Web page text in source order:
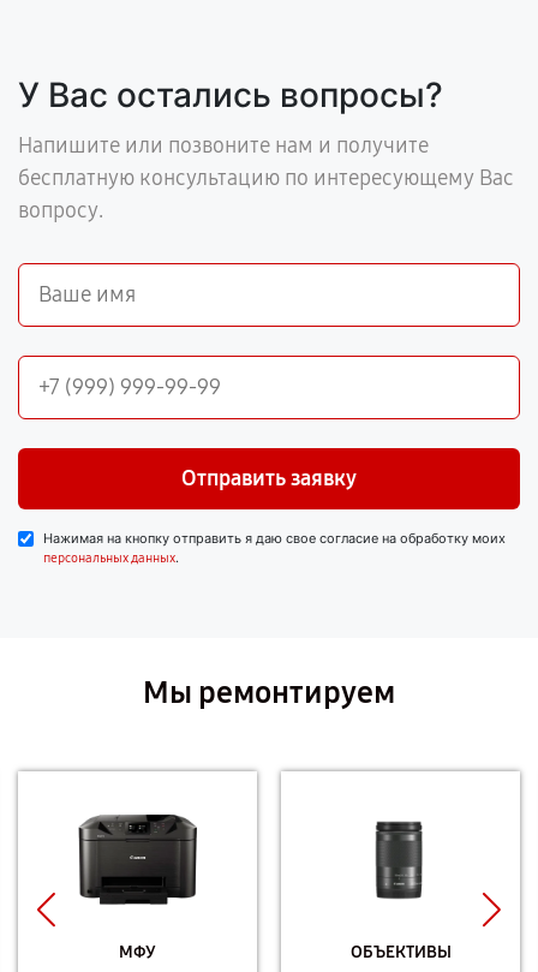
У Вас остались вопросы?
Напишите или позвоните нам и получите
бесплатную консультацию по интересующему Вас
вопросу.
Отправить заявку
Нажимая на кнопку отправить я даю свое согласие на обработку моих
персональных данных.
Мы ремонтируем
МФУ ОБЪЕКТИВЫ